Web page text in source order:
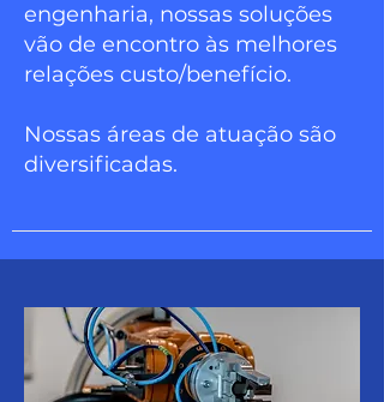
engenharia, nossas soluções
vão de encontro às melhores
relações custo/benefício.
Nossas áreas de atuação são
diversificadas.